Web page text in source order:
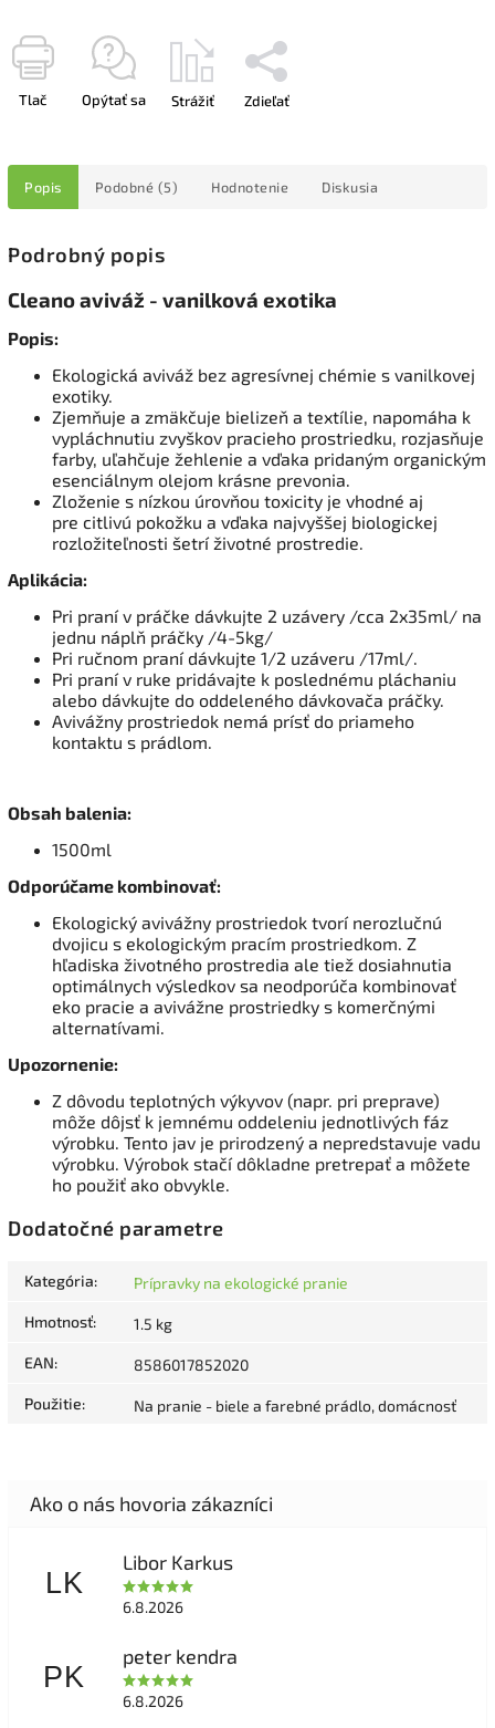
Tlač Opýtať sa Strážiť Zdieľať
Popis Podobné (5) Hodnotenie Diskusia
Podrobný popis
Cleano aviváž - vanilková exotika
Popis:
Ekologická aviváž bez agresívnej chémie s vanilkovej
exotiky.
Zjemňuje a zmäkčuje bielizeň a textílie, napomáha k
vypláchnutiu zvyškov pracieho prostriedku, rozjasňuje
farby, uľahčuje žehlenie a vďaka pridaným organickým
esenciálnym olejom krásne prevonia.
Zloženie s nízkou úrovňou toxicity je vhodné aj
pre citlivú pokožku a vďaka najvyššej biologickej
rozložiteľnosti šetrí životné prostredie.
Aplikácia:
Pri praní v práčke dávkujte 2 uzávery /cca 2x35ml/ na
jednu náplň práčky /4-5kg/
Pri ručnom praní dávkujte 1/2 uzáveru /17ml/.
Pri praní v ruke pridávajte k poslednému pláchaniu
alebo dávkujte do oddeleného dávkovača práčky.
Avivážny prostriedok nemá prísť do priameho
kontaktu s prádlom.
Obsah balenia:
1500ml
Odporúčame kombinovať:
Ekologický avivážny prostriedok tvorí nerozlučnú
dvojicu s ekologickým pracím prostriedkom. Z
hľadiska životného prostredia ale tiež dosiahnutia
optimálnych výsledkov sa neodporúča kombinovať
eko pracie a avivážne prostriedky s komerčnými
alternatívami.
Upozornenie:
Z dôvodu teplotných výkyvov (napr. pri preprave)
môže dôjsť k jemnému oddeleniu jednotlivých fáz
výrobku. Tento jav je prirodzený a nepredstavuje vadu
výrobku. Výrobok stačí dôkladne pretrepať a môžete
ho použiť ako obvykle.
Dodatočné parametre
Kategória: Prípravky na ekologické pranie
Hmotnosť: 1.5 kg
EAN: 8586017852020
Použitie: Na pranie - biele a farebné prádlo, domácnosť
LK
Libor Karkus
6.8.2026
PK
peter kendra
6.8.2026